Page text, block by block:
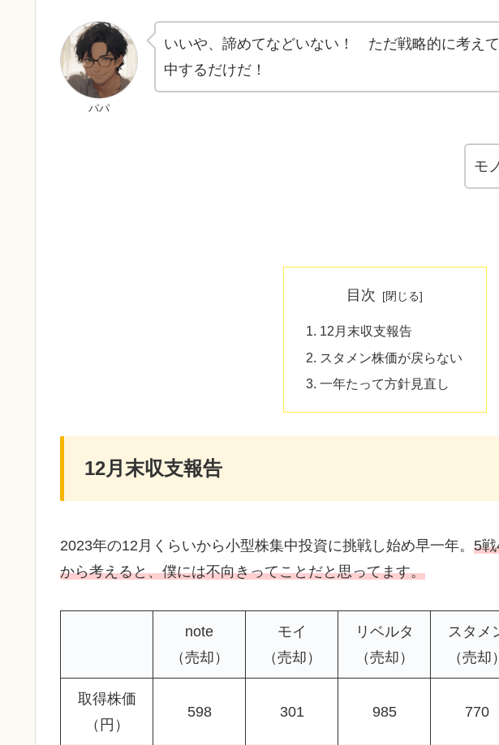
パパ
いいや、諦めてなどいない！ ただ戦略的に考え
中するだけだ！
モ
目次
12月末収支報告
スタメン株価が戻らない
一年たって方針見直し
12月末収支報告
2023年の12月くらいから小型株集中投資に挑戦し始め早一年。 5
から考えると、僕には不向きってことだと思ってます。
note
（売却）
モイ
（売却）
リベルタ
（売却）
スタメ
（売却）
取得株価
（円）
598 301 985 770